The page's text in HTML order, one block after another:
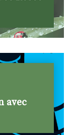
avec